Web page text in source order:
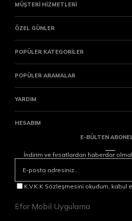
MÜŞTERİ HİZMETLERİ
ÖZEL GÜNLER
POPÜLER KATEGORİLER
POPÜLER ARAMALAR
YARDIM
HESABIM
E-BÜLTEN
İndirim ve fırsatlardan haberdar
K.V.K.K Sözleşmesini okudum, kabul
Efor Mobil Uygulama